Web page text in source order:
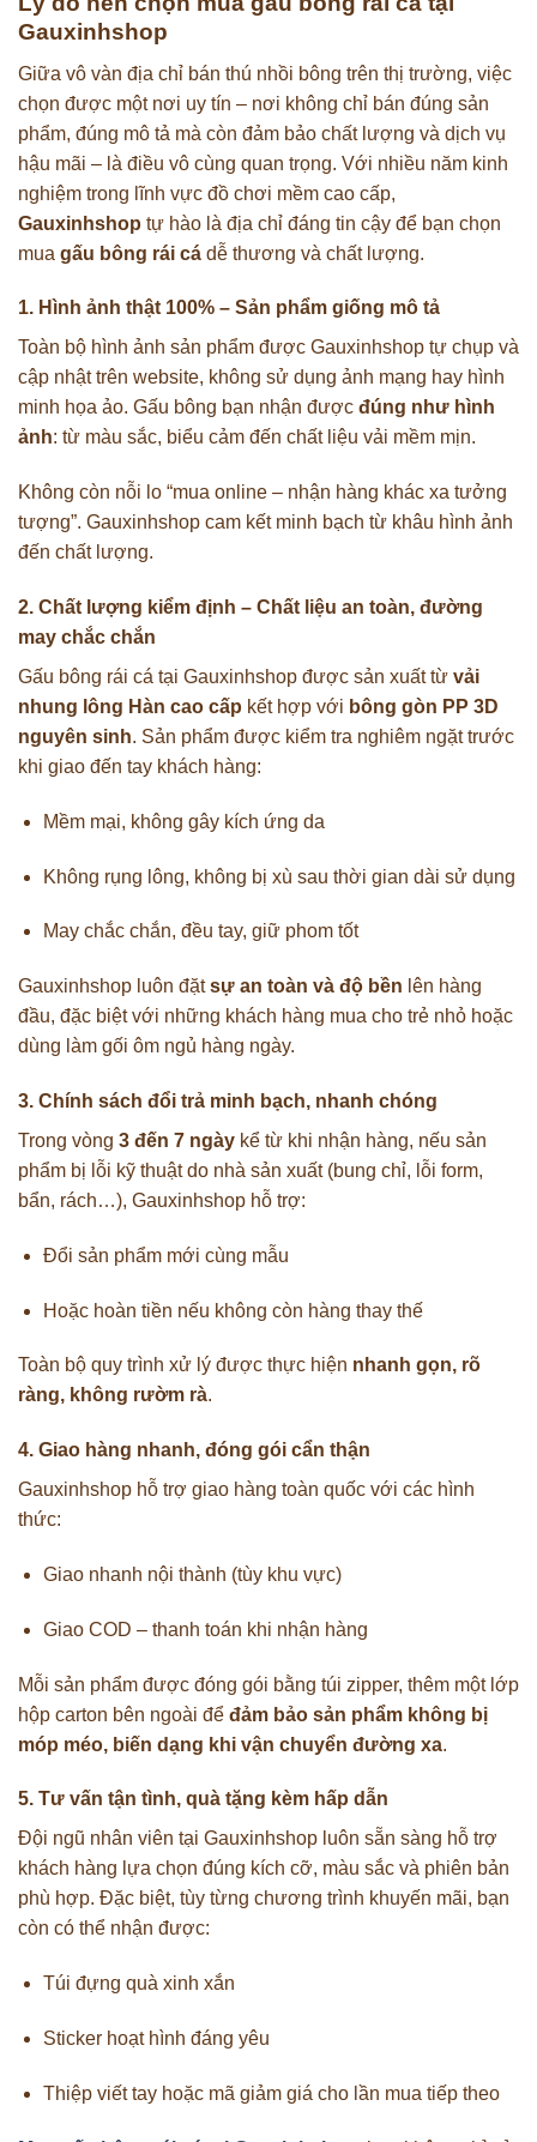
Gauxinhshop
Giữa vô vàn địa chỉ bán thú nhồi bông trên thị trường, việc
chọn được một nơi uy tín – nơi không chỉ bán đúng sản
phẩm, đúng mô tả mà còn đảm bảo chất lượng và dịch vụ
hậu mãi – là điều vô cùng quan trọng. Với nhiều năm kinh
nghiệm trong lĩnh vực đồ chơi mềm cao cấp,
Gauxinhshop tự hào là địa chỉ đáng tin cậy để bạn chọn
mua gấu bông rái cá dễ thương và chất lượng.
1. Hình ảnh thật 100% – Sản phẩm giống mô tả
Toàn bộ hình ảnh sản phẩm được Gauxinhshop tự chụp và
cập nhật trên website, không sử dụng ảnh mạng hay hình
minh họa ảo. Gấu bông bạn nhận được đúng như hình
ảnh: từ màu sắc, biểu cảm đến chất liệu vải mềm mịn.
Không còn nỗi lo “mua online – nhận hàng khác xa tưởng
tượng”. Gauxinhshop cam kết minh bạch từ khâu hình ảnh
đến chất lượng.
2. Chất lượng kiểm định – Chất liệu an toàn, đường
may chắc chắn
Gấu bông rái cá tại Gauxinhshop được sản xuất từ vải
nhung lông Hàn cao cấp kết hợp với bông gòn PP 3D
nguyên sinh. Sản phẩm được kiểm tra nghiêm ngặt trước
khi giao đến tay khách hàng:
Mềm mại, không gây kích ứng da
Không rụng lông, không bị xù sau thời gian dài sử dụng
May chắc chắn, đều tay, giữ phom tốt
Gauxinhshop luôn đặtsự an toàn và độ bền lên hàng
đầu, đặc biệt với những khách hàng mua cho trẻ nhỏ hoặc
dùng làm gối ôm ngủ hàng ngày.
3. Chính sách đổi trả minh bạch, nhanh chóng
Trong vòng 3 đến 7 ngày kể từ khi nhận hàng, nếu sản
phẩm bị lỗi kỹ thuật do nhà sản xuất (bung chỉ, lỗi form,
bẩn, rách…), Gauxinhshop hỗ trợ:
Đổi sản phẩm mới cùng mẫu
Hoặc hoàn tiền nếu không còn hàng thay thế
Toàn bộ quy trình xử lý được thực hiện nhanh gọn, rõ
ràng, không rườm rà.
4. Giao hàng nhanh, đóng gói cẩn thận
Gauxinhshop hỗ trợ giao hàng toàn quốc với các hình
thức:
Giao nhanh nội thành (tùy khu vực)
Giao COD – thanh toán khi nhận hàng
Mỗi sản phẩm được đóng gói bằng túi zipper, thêm một lớp
hộp carton bên ngoài để đảm bảo sản phẩm không bị
móp méo, biến dạng khi vận chuyển đường xa.
5. Tư vấn tận tình, quà tặng kèm hấp dẫn
Đội ngũ nhân viên tại Gauxinhshop luôn sẵn sàng hỗ trợ
khách hàng lựa chọn đúng kích cỡ, màu sắc và phiên bản
phù hợp. Đặc biệt, tùy từng chương trình khuyến mãi, bạn
còn có thể nhận được:
Túi đựng quà xinh xắn
Sticker hoạt hình đáng yêu
Thiệp viết tay hoặc mã giảm giá cho lần mua tiếp theo